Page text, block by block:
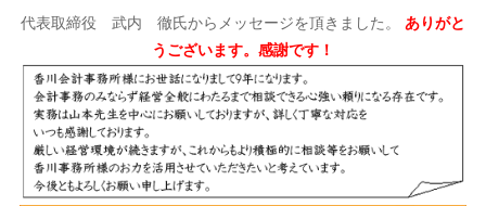
代表取締役 武内 徹氏からメッセージを頂きました。 ありがと
うございます。感謝です！